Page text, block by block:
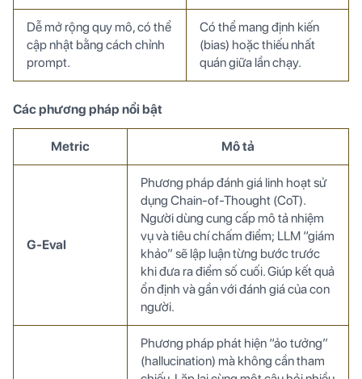
Dễ mở rộng quy mô, có thể
cập nhật bằng cách chỉnh
prompt.
Có thể mang định kiến
(bias) hoặc thiếu nhất
quán giữa lần chạy.
Các phương pháp nổi bật
Metric Mô tả
G-Eval
Phương pháp đánh giá linh hoạt sử
dụng Chain-of-Thought (CoT).
Người dùng cung cấp mô tả nhiệm
vụ và tiêu chí chấm điểm; LLM “giám
khảo” sẽ lập luận từng bước trước
khi đưa ra điểm số cuối. Giúp kết quả
ổn định và gần với đánh giá của con
người.
Phương pháp phát hiện “ảo tưởng”
(hallucination) mà không cần tham